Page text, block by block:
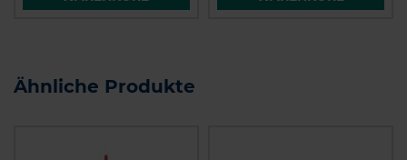
Ähnliche Produkte